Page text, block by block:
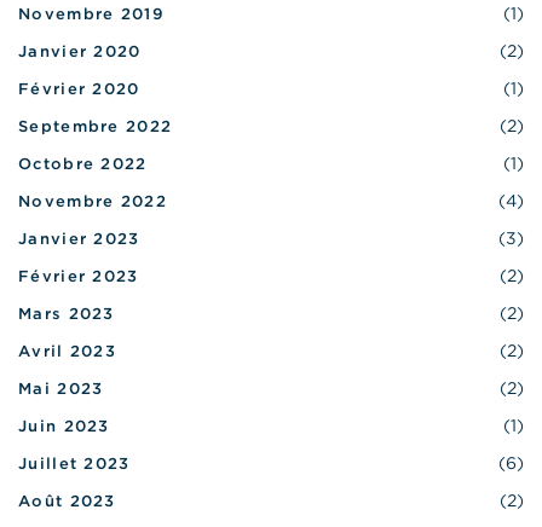
Novembre 2019 (1)
Janvier 2020 (2)
Février 2020 (1)
Septembre 2022 (2)
Octobre 2022 (1)
Novembre 2022 (4)
Janvier 2023 (3)
Février 2023 (2)
Mars 2023 (2)
Avril 2023 (2)
Mai 2023 (2)
Juin 2023 (1)
Juillet 2023 (6)
Août 2023 (2)